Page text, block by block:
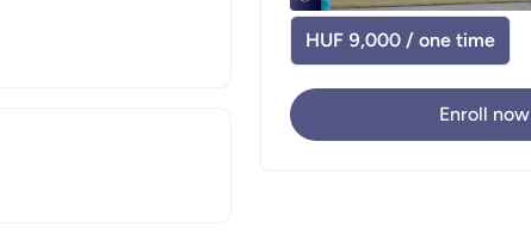
HUF 9,000 / one time
Enroll now